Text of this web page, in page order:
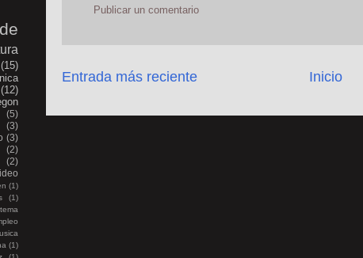
Publicar un comentario
Entrada más reciente Inicio
(15)
(12)
(5)
(3)
(3)
(2)
(2)
(1)
(1)
(1)